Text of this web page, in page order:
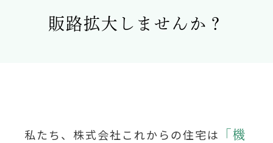
販路拡大しませんか？
私たち、株式会社これからの住宅は
「機